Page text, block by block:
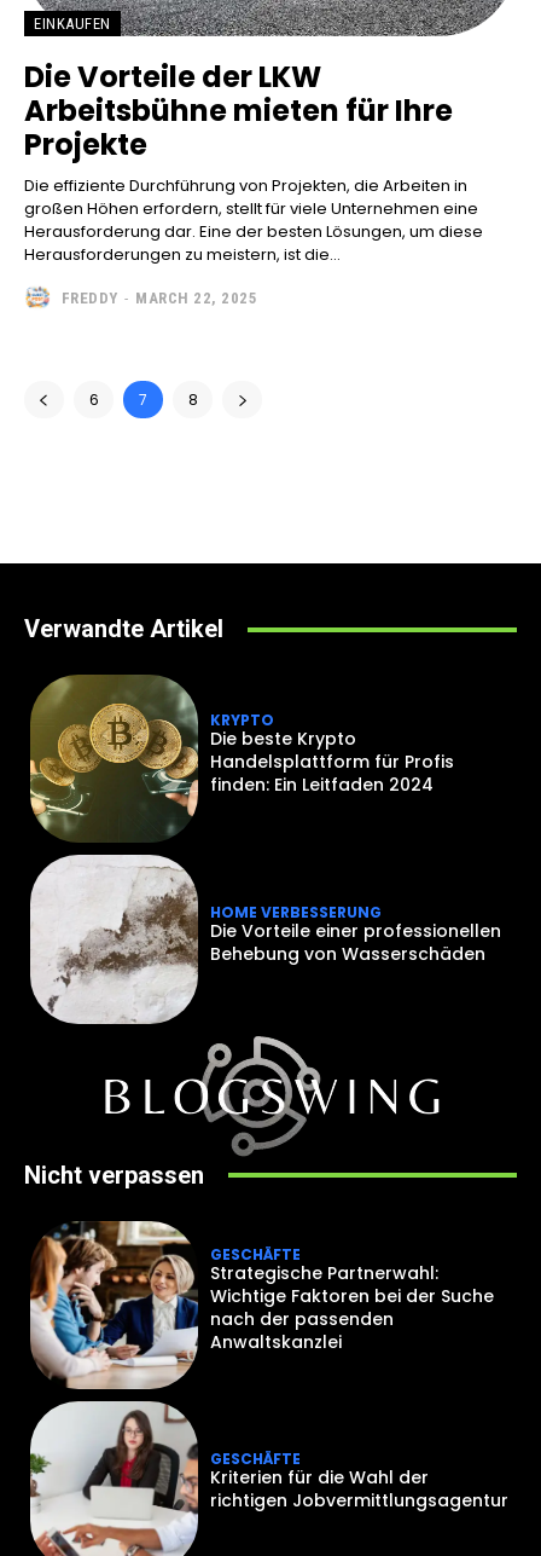
EINKAUFEN
Die Vorteile der LKW
Arbeitsbühne mieten für Ihre
Projekte
Die effiziente Durchführung von Projekten, die Arbeiten in
großen Höhen erfordern, stellt für viele Unternehmen eine
Herausforderung dar. Eine der besten Lösungen, um diese
Herausforderungen zu meistern, ist die...
FREDDY - MARCH 22, 2025
6 7 8
Verwandte Artikel
KRYPTO
Die beste Krypto
Handelsplattform für Profis
finden: Ein Leitfaden 2024
HOME VERBESSERUNG
Die Vorteile einer professionellen
Behebung von Wasserschäden
Nicht verpassen
GESCHÄFTE
Strategische Partnerwahl:
Wichtige Faktoren bei der Suche
nach der passenden
Anwaltskanzlei
GESCHÄFTE
Kriterien für die Wahl der
richtigen Jobvermittlungsagentur